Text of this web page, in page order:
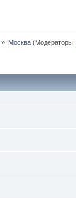
» Москва(Модераторы: